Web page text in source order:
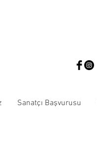
Sanatçı Başvurusu